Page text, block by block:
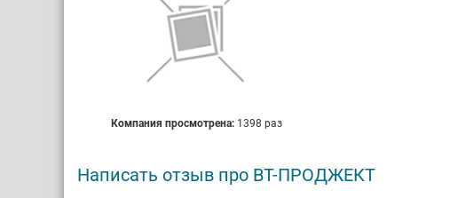
Компания просмотрена: 1398 раз
Написать отзыв про ВТ-ПРОДЖЕКТ